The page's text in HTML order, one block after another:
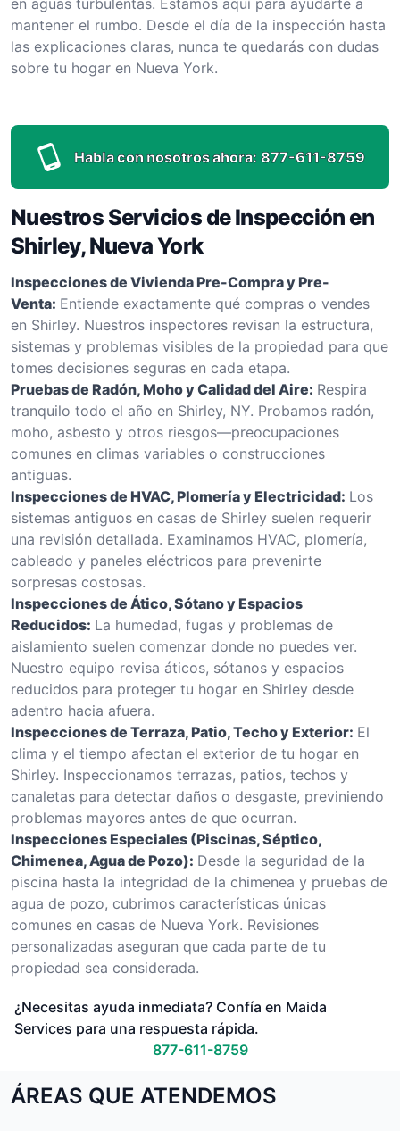
mantener el rumbo. Desde el día de la inspección hasta
las explicaciones claras, nunca te quedarás con dudas
sobre tu hogar en Nueva York.
Habla con nosotros ahora: 877-611-8759
Nuestros Servicios de Inspección en
Shirley, Nueva York
Inspecciones de Vivienda Pre-Compra y Pre-
Venta: Entiende exactamente qué compras o vendes
en Shirley. Nuestros inspectores revisan la estructura,
sistemas y problemas visibles de la propiedad para que
tomes decisiones seguras en cada etapa.
Pruebas de Radón, Moho y Calidad del Aire: Respira
tranquilo todo el año en Shirley, NY. Probamos radón,
moho, asbesto y otros riesgos—preocupaciones
comunes en climas variables o construcciones
antiguas.
Inspecciones de HVAC, Plomería y Electricidad: Los
sistemas antiguos en casas de Shirley suelen requerir
una revisión detallada. Examinamos HVAC, plomería,
cableado y paneles eléctricos para prevenirte
sorpresas costosas.
Inspecciones de Ático, Sótano y Espacios
Reducidos: La humedad, fugas y problemas de
aislamiento suelen comenzar donde no puedes ver.
Nuestro equipo revisa áticos, sótanos y espacios
reducidos para proteger tu hogar en Shirley desde
adentro hacia afuera.
Inspecciones de Terraza, Patio, Techo y Exterior: El
clima y el tiempo afectan el exterior de tu hogar en
Shirley. Inspeccionamos terrazas, patios, techos y
canaletas para detectar daños o desgaste, previniendo
problemas mayores antes de que ocurran.
Inspecciones Especiales (Piscinas, Séptico,
Chimenea, Agua de Pozo): Desde la seguridad de la
piscina hasta la integridad de la chimenea y pruebas de
agua de pozo, cubrimos características únicas
comunes en casas de Nueva York. Revisiones
personalizadas aseguran que cada parte de tu
propiedad sea considerada.
¿Necesitas ayuda inmediata? Confía en Maida
Services para una respuesta rápida.
877-611-8759
ÁREAS QUE ATENDEMOS